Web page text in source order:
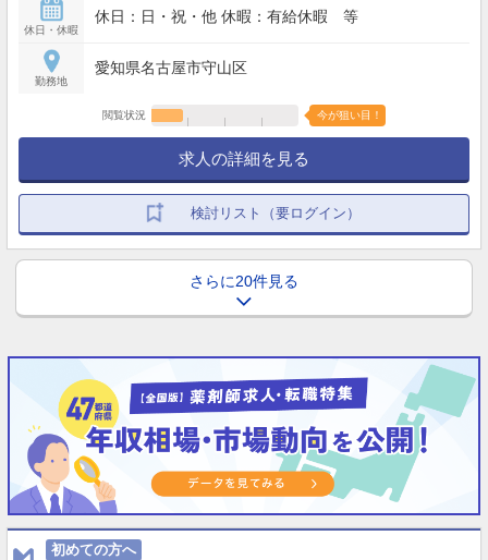
休日・休暇
休日：日・祝・他 休暇：有給休暇 等
勤務地
愛知県名古屋市守山区
閲覧状況 今が狙い目！
求人の詳細を見る
検討リスト（要ログイン）
さらに20件見る
初めての方へ